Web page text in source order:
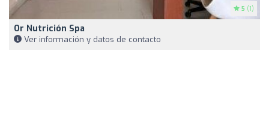
5 (1)
Or Nutrición Spa
Ver información y datos de contacto